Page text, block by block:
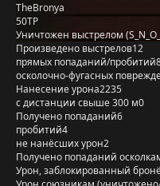
TheBronya
50TP
Уничтожен выстрелом
Произведено выстрелов12
прямых попаданий/пробитий
осколочно-фугасных
Нанесение урона2235
с дистанции свыше 300 м0
Получено попаданий6
пробитий4
не нанёсших урон2
Получено попаданий
Урон, заблокированный